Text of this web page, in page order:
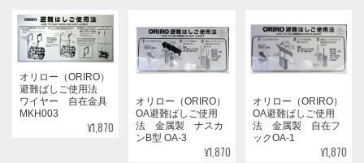
オリロー（ORIRO）
避難ばしご使用法
ワイヤー 自在金具
MKH003
¥1,870
オリロー（ORIRO）
OA避難ばしご使用
法 金属製 ナスカ
ンB型 OA-3
¥1,870
オリロー（ORIRO）
OA避難ばしご使用
法 金属製 自在フ
ックOA-1
¥1,870